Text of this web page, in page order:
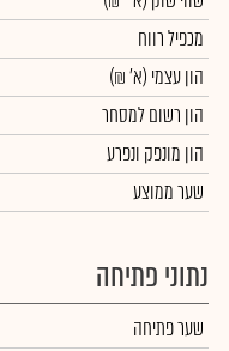
מכפיל רווח
הון עצמי (א' ₪)
הון רשום למסחר
הון מונפק ונפרע
שער ממוצע
נתוני פתיחה
שער פתיחה